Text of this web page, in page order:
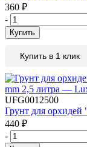
360 ₽
-
Купить
Купить в 1 клик
UFG0012500
Грунт для орхидей
440 ₽
-